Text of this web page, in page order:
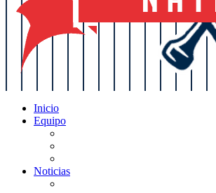
Inicio
Equipo
Noticias